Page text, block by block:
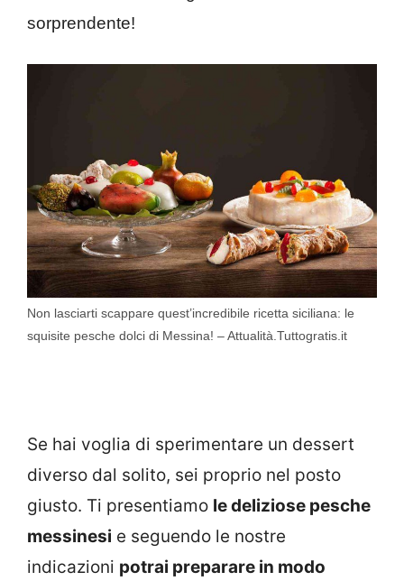
sorprendente!
Non lasciarti scappare quest’incredibile ricetta siciliana: le
squisite pesche dolci di Messina! – Attualità.Tuttogratis.it
Se hai voglia di sperimentare un dessert
diverso dal solito, sei proprio nel posto
giusto. Ti presentiamo le deliziose pesche
messinesi e seguendo le nostre
indicazioni potrai preparare in modo